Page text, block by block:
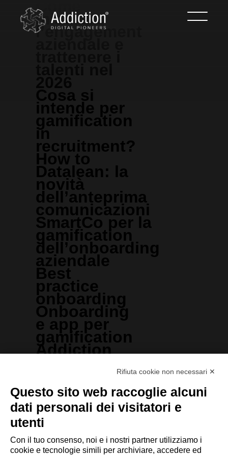
Come
misurare
l’engagement
Cosa si
intende per
gamification
in
recruitment?
How to
Datalean: la
novità
dell’anteprima
comunicazioni
SmartCo per la
gamification
dell’onboarding
aziendale
Best
practice
onboarding
Onboarding
e app per
gamification
Addiction
HR
Onboarding,
cos’è e
quali sono i
vantaggi
Rifiuta cookie non necessari ✕
Questo sito web raccoglie alcuni
dati personali dei visitatori e
utenti
Con il tuo consenso, noi e i nostri partner utilizziamo i
cookie e tecnologie simili per archiviare, accedere ed